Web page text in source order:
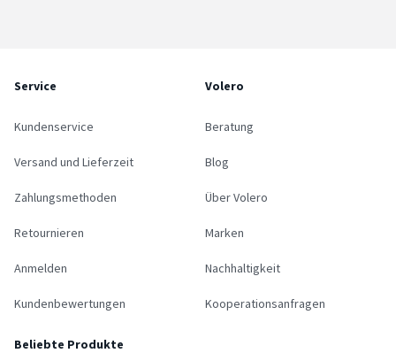
Service
Kundenservice
Versand und Lieferzeit
Zahlungsmethoden
Retournieren
Anmelden
Kundenbewertungen
Volero
Beratung
Blog
Über Volero
Marken
Nachhaltigkeit
Kooperationsanfragen
Beliebte Produkte